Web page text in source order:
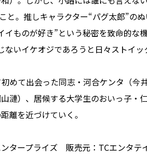
と。推しキャラクター“パグ太郎”の
イものが好き”という秘密を致命的な
ないイケオジであろうと日々ストイッ
めて出会った同志・河合ケンタ（今
漣）、居候する大学生のおいっ子・
離を近づけていく。
タープライズ 販売元：TCエンタテ